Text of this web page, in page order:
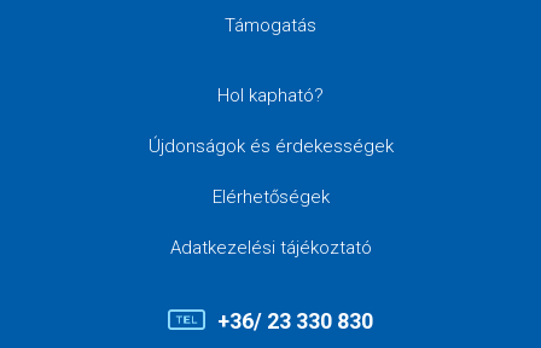
Támogatás
Hol kapható?
Újdonságok és érdekességek
Elérhetőségek
Adatkezelési tájékoztató
+36/ 23 330 830